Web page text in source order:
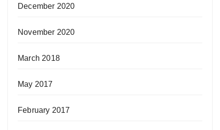
December 2020
November 2020
March 2018
May 2017
February 2017